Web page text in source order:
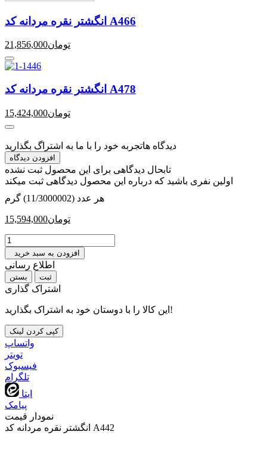
انگشتر نقره مردانه کد A466
21,856,000تومان
انگشتر نقره مردانه کد A478
15,424,000تومان
دیدگاه هاتجربه خود را با ما به اشتراگ بگذارید
افزودن دیدگاه
تابحال دیدگاهی برای این محصول ثبت نشده
اولین نفری باشید که درباره این محصول دیدگاهی ثبت میکند
هر عدد (11/3000002) گرم
15,594,000تومان
افزودن به سبد خرید
اطلاع رسانی
بستن
اشتراک گذاری
این کالا را با دوستان خود به اشتراک بگذارید!
کپی کردن لینک
واتساپ
تويتر
فیسبوک
تلگرام
ایتا
پیامک
نمودار قیمت
انگشتر نقره مردانه کد A442